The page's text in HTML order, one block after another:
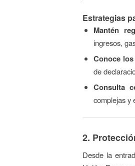
Estrategias
Mantén
ingresos,
Conoce
de
Consulta
complejas y
2.
Desde la